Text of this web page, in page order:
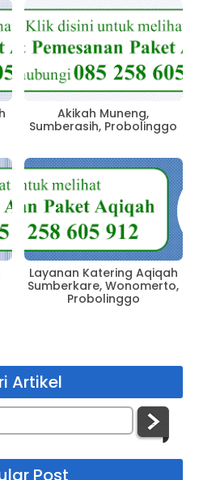
Akikah Muneng,
Sumberasih, Probolinggo
Layanan Katering Aqiqah
Sumberkare, Wonomerto,
Probolinggo
Artikel
Post